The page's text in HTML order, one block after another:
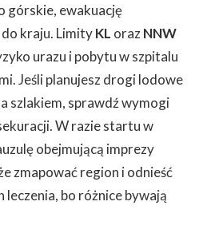
górskie, ewakuację
kraju. LimityKL orazNNW
urazu i pobytu w szpitalu
Jeśli planujesz drogi lodowe
szlakiem, sprawdź wymogi
W razie startu w
obejmującą imprezy
zmapować region i odnieść
leczenia, bo różnice bywają